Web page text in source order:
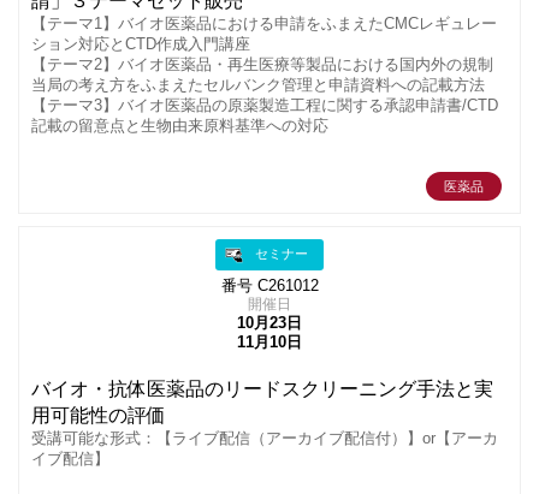
【テーマ1】バイオ医薬品における申請をふまえたCMCレギュレー
ション対応とCTD作成入門講座
【テーマ2】バイオ医薬品・再生医療等製品における国内外の規制
当局の考え方をふまえたセルバンク管理と申請資料への記載方法
【テーマ3】バイオ医薬品の原薬製造工程に関する承認申請書/CTD
記載の留意点と生物由来原料基準への対応
医薬品
セミナー
番号 C261012
開催日
10月23日
11月10日
バイオ・抗体医薬品のリードスクリーニング手法と実
用可能性の評価
受講可能な形式：【ライブ配信（アーカイブ配信付）】or【アーカ
イブ配信】